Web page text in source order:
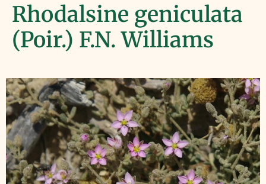
Rhodalsine geniculata
(Poir.) F.N. Williams